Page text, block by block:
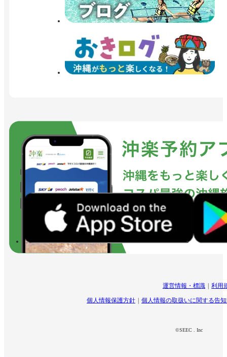
運営情報・標識 利用
個人情報保護方針 個人情報の取扱いに関する告
©SEEC . Inc